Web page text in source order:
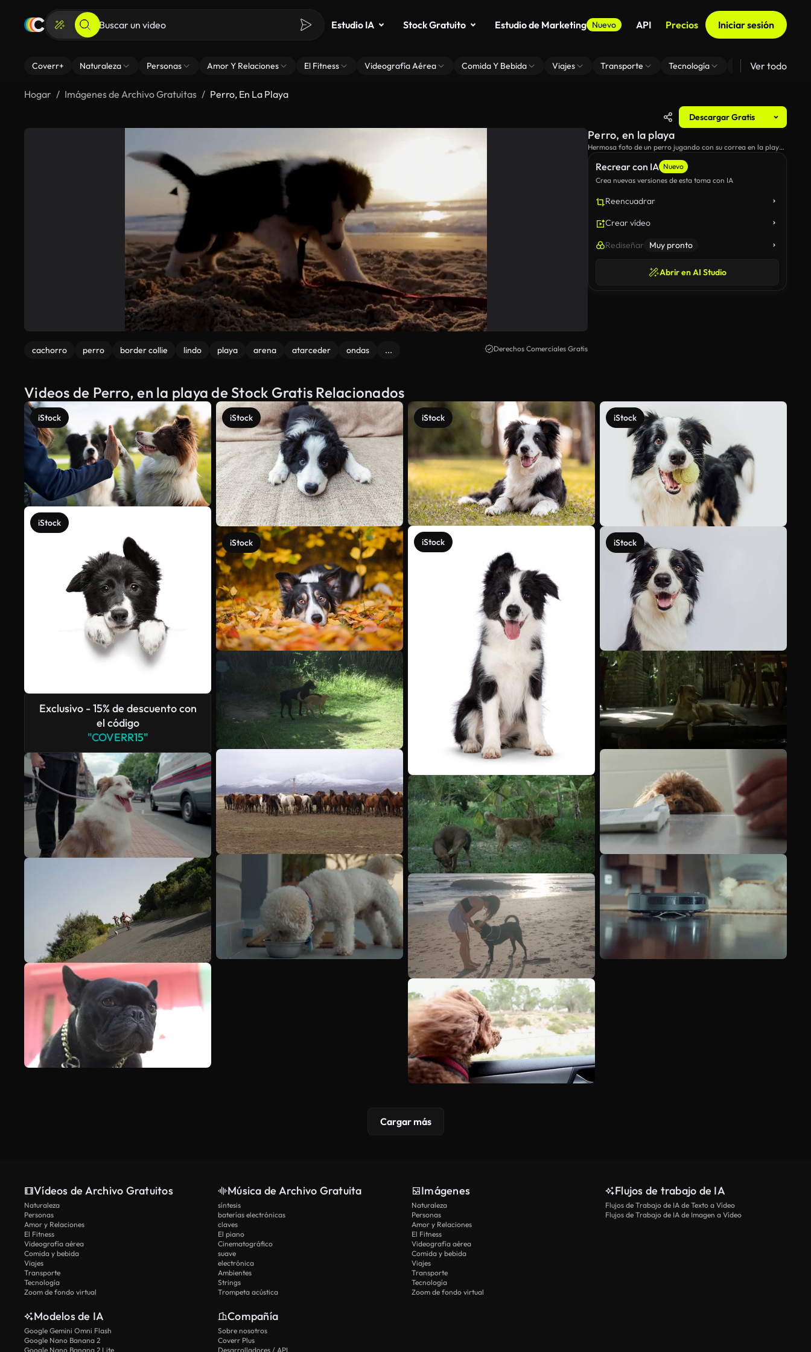
Estudio IA Stock Gratuito Estudio de Marketing Nuevo API Precios Iniciar sesión
Coverr+ Naturaleza Personas Amor Y Relaciones El Fitness Videografía Aérea Comida Y Bebida Viajes Transporte Tecnología Zoom De Fondo
Ver todo
Hogar Imágenes de Archivo Gratuitas Perro, En La Playa
Descargar Gratis
cachorro perro border collie lindo playa arena atarceder ondas ... Derechos Comerciales Gratis
Recrear con IA Nuevo
Crea nuevas versiones de esta toma con IA
Reencuadrar
Crear vídeo
Rediseñar Muy pronto
Abrir en AI Studio
Perro, en la playa
Hermosa foto de un perro jugando con su correa en la playa,
Videos de Perro, en la playa de Stock Gratis Relacionados
iStock
iStock
Exclusivo - 15% de descuento con
el código
"COVERR15"
iStock
iStock
iStock
iStock
iStock
iStock
Ver más
Cargar más
Vídeos de Archivo Gratuitos
Naturaleza
Personas
Amor y Relaciones
El Fitness
Videografía aérea
Comida y bebida
Viajes
Transporte
Tecnología
Zoom de fondo virtual
Música de Archivo Gratuita
síntesis
baterías electrónicas
claves
El piano
Cinematográfico
suave
electrónica
Ambientes
Strings
Trompeta acústica
Imágenes
Naturaleza
Personas
Amor y Relaciones
El Fitness
Videografía aérea
Comida y bebida
Viajes
Transporte
Tecnología
Zoom de fondo virtual
Flujos de trabajo de IA
Flujos de Trabajo de IA de Texto a Vídeo
Flujos de Trabajo de IA de Imagen a Vídeo
Modelos de IA
Google Gemini Omni Flash
Google Nano Banana 2
Google Nano Banana 2 Lite
Compañía
Sobre nosotros
Coverr Plus
Desarrolladores / API